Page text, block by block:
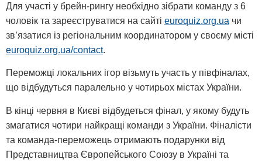
Для участі у брейн-рингу необхідно зібрати команду з 6
чоловік та зареєструватися на сайті euroquiz.org.ua чи
зв’язатися із регіональним координатором у своєму місті
euroquiz.org.ua/contact.
Переможці локальних ігор візьмуть участь у півфіналах,
що відбудуться паралельно у чотирьох містах України.
В кінці червня в Києві відбудеться фінал, у якому будуть
змагатися чотири найкращі команди з України. Фіналісти
та команда-переможець отримають подарунки від
Представництва Європейського Союзу в Україні та